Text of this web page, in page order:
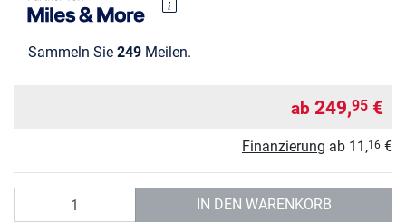
Sammeln Sie 249 Meilen.
ab 249,95 €
Finanzierung ab 11,16 €
IN DEN WARENKORB